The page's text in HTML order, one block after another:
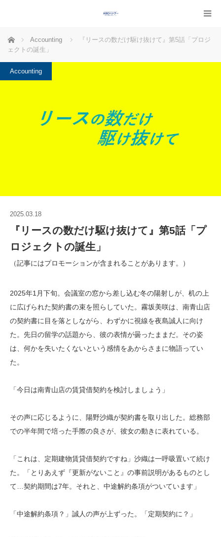
ホーム Accounting
『リースの数だけ駆け抜けて』第5話「プロジ
ェクトの誕生」
Accounting
2025.03.18
『リースの数だけ駆け抜けて』第5話「プ
ロジェクトの誕生」
（記事にはプロモーションが含まれることがあります。）
2025年1月下旬。会議室の窓から差し込む冬の陽射しが、机の上
に広げられた契約書の束を照らしていた。霧坂美咲は、南青山店
の契約書に目を落としながら、わずかに視線を夜島誠人に向け
た。先日の留学の話題から、彼の表情が曇ったままだ。その姿
は、何かを失いたくないという感情をあからさまに物語ってい
た。
「今日は南青山店の賃貸借契約を検討しましょう」
その声に応じるように、陽野沙織が契約書を取り出した。総務部
での半年間で培った手際の良さが、彼女の動きに表れている。
「これは、定期建物賃貸借契約ですね」沙織は一呼吸置いて続け
た。「とりあえず『更新がないこと』の事前説明があるものとし
て…契約期間は7年。それと、中途解約条項がついています」
「中途解約条項？」誠人の声が上ずった。「定期契約に？」